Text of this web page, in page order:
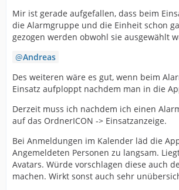
Mir ist gerade aufgefallen, dass beim
die Alarmgruppe und die Einheit schon
gezogen werden obwohl sie ausgewählt
Andreas
Des weiteren wäre es gut, wenn beim
Einsatz aufploppt nachdem man in die
Derzeit muss ich nachdem ich einen
auf das OrdnerICON -> Einsatzanzeige.
Bei Anmeldungen im Kalender läd die
Angemeldeten Personen zu langsam.
Avatars. Würde vorschlagen diese auch
machen. Wirkt sonst auch sehr